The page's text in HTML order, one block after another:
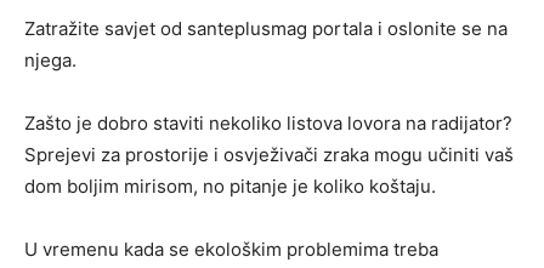
Zatražite savjet od santeplusmag portala i oslonite se na
njega.
Zašto je dobro staviti nekoliko listova lovora na radijator?
Sprejevi za prostorije i osvježivači zraka mogu učiniti vaš
dom boljim mirisom, no pitanje je koliko koštaju.
U vremenu kada se ekološkim problemima treba